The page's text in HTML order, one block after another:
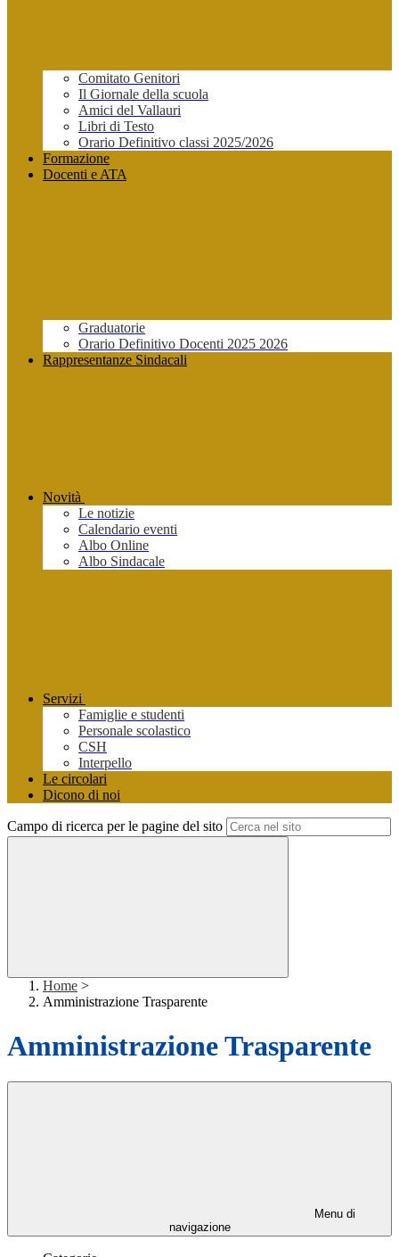
Comitato Genitori
Il Giornale della scuola
Amici del Vallauri
Libri di Testo
Orario Definitivo classi 2025/2026
Formazione
Docenti e ATA
Graduatorie
Orario Definitivo Docenti 2025 2026
Rappresentanze Sindacali
Novità
Le notizie
Calendario eventi
Albo Online
Albo Sindacale
Servizi
Famiglie e studenti
Personale scolastico
CSH
Interpello
Le circolari
Dicono di noi
Campo di ricerca per le pagine del sito
Home >
Amministrazione Trasparente
Amministrazione Trasparente
Menu di
navigazione